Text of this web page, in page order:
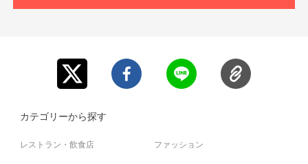
カテゴリーから探す
レストラン・飲食店 ファッション